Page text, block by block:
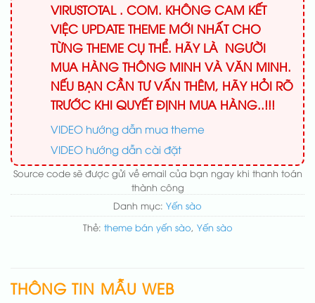
VIRUSTOTAL . COM. KHÔNG CAM KẾT
VIỆC UPDATE THEME MỚI NHẤT CHO
TỪNG THEME CỤ THỂ. HÃY LÀ NGƯỜI
MUA HÀNG THÔNG MINH VÀ VĂN MINH.
NẾU BẠN CẦN TƯ VẤN THÊM, HÃY HỎI RÕ
TRƯỚC KHI QUYẾT ĐỊNH MUA HÀNG..!!!
VIDEO hướng dẫn mua theme
VIDEO hướng dẫn cài đặt
Source code sẽ được gửi về email của bạn ngay khi thanh toán
thành công
Danh mục: Yến sào
Thẻ: theme bán yến sào, Yến sào
THÔNG TIN MẪU WEB